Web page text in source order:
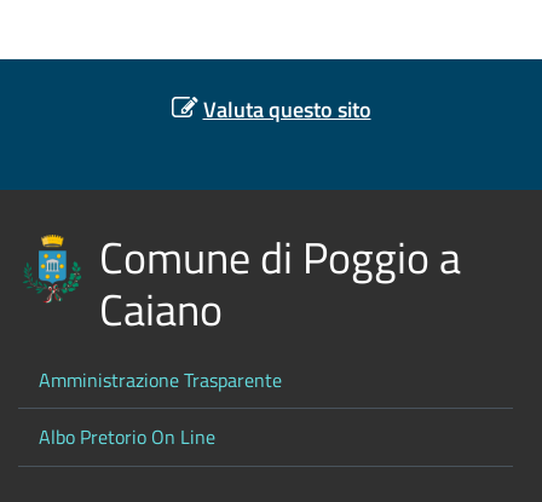
Valuta questo sito
Comune di Poggio a
Caiano
Amministrazione Trasparente
Albo Pretorio On Line